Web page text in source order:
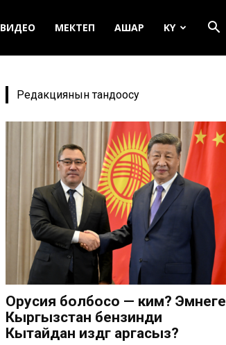
ВИДЕО МЕКТЕП АШАР KY
Редакциянын тандоосу
Орусия болбосо — ким? Эмнеге
Кыргызстан бензинди
Кытайдан издөөгө аргасыз?